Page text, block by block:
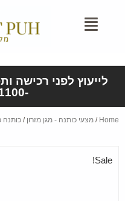
לייעוץ לפני רכישה
-053-840-1100
Home
/ מצעי כותנה - מגן מזרון / כותנה
Sale!